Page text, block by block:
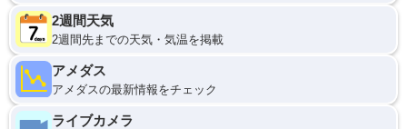
2週間天気
2週間先までの天気・気温を掲載
アメダス
アメダスの最新情報をチェック
ライブカメラ